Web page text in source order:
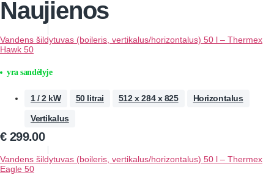
Naujienos
Vandens šildytuvas (boileris, vertikalus/horizontalus) 50 l – Thermex
Hawk 50
yra sandėlyje
1 / 2 kW 50 litrai 512 x 284 x 825 Horizontalus
Vertikalus
€299.00
Vandens šildytuvas (boileris, vertikalus/horizontalus) 50 l – Thermex
Eagle 50